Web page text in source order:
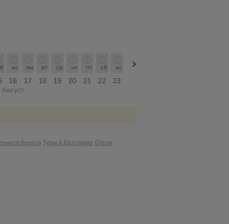
16
вс
17
пн
18
вт
19
ср
20
чт
21
пт
22
сб
23
вс
Август
берега Туры в Болгарию Отели